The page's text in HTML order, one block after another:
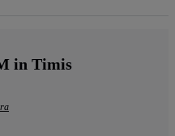
in Timis